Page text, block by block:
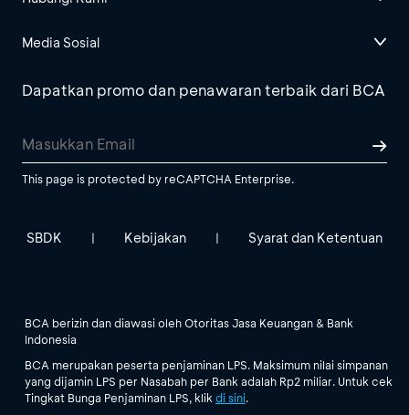
Media Sosial
Dapatkan promo dan penawaran terbaik dari BCA
This page is protected by reCAPTCHA Enterprise.
SBDK | Kebijakan | Syarat dan Ketentuan
BCA berizin dan diawasi oleh Otoritas Jasa Keuangan & Bank
Indonesia
BCA merupakan peserta penjaminan LPS. Maksimum nilai simpanan
yang dijamin LPS per Nasabah per Bank adalah Rp2 miliar. Untuk cek
Tingkat Bunga Penjaminan LPS, klik di sini.